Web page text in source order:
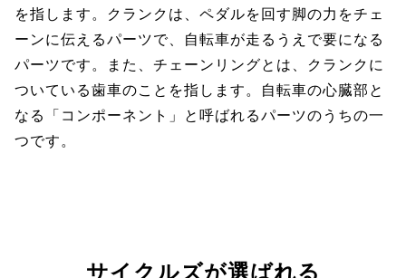
を指します。クランクは、ペダルを回す脚の力をチェ
ーンに伝えるパーツで、自転車が走るうえで要になる
パーツです。また、チェーンリングとは、クランクに
ついている歯車のことを指します。自転車の心臓部と
なる「コンポーネント」と呼ばれるパーツのうちの一
つです。
サイクルズが選ばれる